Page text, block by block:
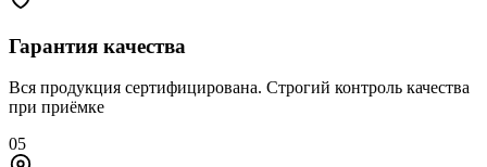
Гарантия качества
Вся продукция сертифицирована. Строгий контроль качества
при приёмке
05